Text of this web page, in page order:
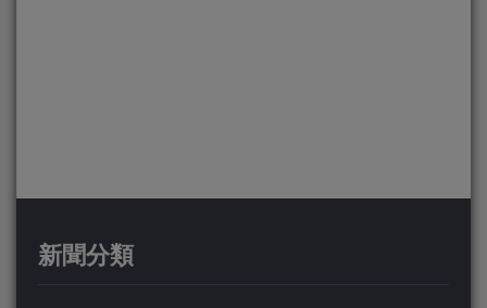
新聞分類